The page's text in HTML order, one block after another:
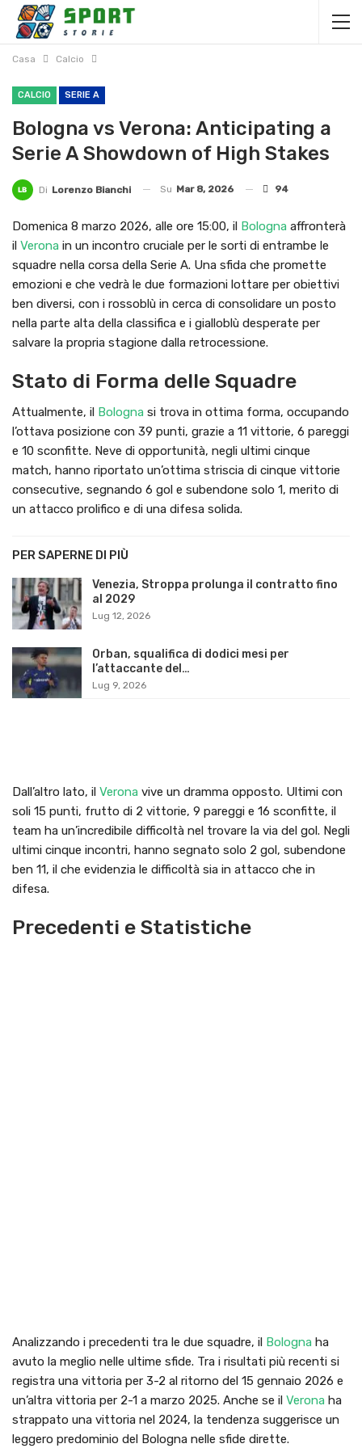
Casa Calcio
CALCIO SERIE A
Bologna vs Verona: Anticipating a
Serie A Showdown of High Stakes
Di Lorenzo Bianchi Su Mar 8, 2026 94
Domenica 8 marzo 2026, alle ore 15:00, il Bologna affronterà
il Verona in un incontro cruciale per le sorti di entrambe le
squadre nella corsa della Serie A. Una sfida che promette
emozioni e che vedrà le due formazioni lottare per obiettivi
ben diversi, con i rossoblù in cerca di consolidare un posto
nella parte alta della classifica e i gialloblù desperate per
salvare la propria stagione dalla retrocessione.
Stato di Forma delle Squadre
Attualmente, il Bologna si trova in ottima forma, occupando
l’ottava posizione con 39 punti, grazie a 11 vittorie, 6 pareggi
e 10 sconfitte. Neve di opportunità, negli ultimi cinque
match, hanno riportato un’ottima striscia di cinque vittorie
consecutive, segnando 6 gol e subendone solo 1, merito di
un attacco prolifico e di una difesa solida.
PER SAPERNE DI PIÙ
Venezia, Stroppa prolunga il contratto fino
al 2029
Lug 12, 2026
Orban, squalifica di dodici mesi per
l’attaccante del…
Lug 9, 2026
Dall’altro lato, il Verona vive un dramma opposto. Ultimi con
soli 15 punti, frutto di 2 vittorie, 9 pareggi e 16 sconfitte, il
team ha un’incredibile difficoltà nel trovare la via del gol. Negli
ultimi cinque incontri, hanno segnato solo 2 gol, subendone
ben 11, il che evidenzia le difficoltà sia in attacco che in
difesa.
Precedenti e Statistiche
Analizzando i precedenti tra le due squadre, il Bologna ha
avuto la meglio nelle ultime sfide. Tra i risultati più recenti si
registra una vittoria per 3-2 al ritorno del 15 gennaio 2026 e
un’altra vittoria per 2-1 a marzo 2025. Anche se il Verona ha
strappato una vittoria nel 2024, la tendenza suggerisce un
leggero predominio del Bologna nelle sfide dirette.